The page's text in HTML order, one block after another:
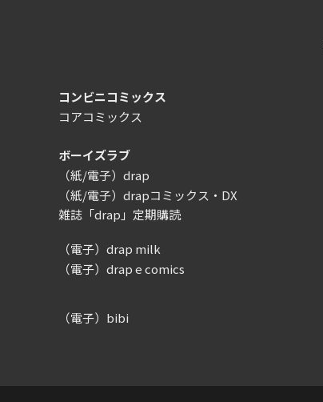
コンビニコミックス
コアコミックス
ボーイズラブ
（紙/電子）drap
（紙/電子）drapコミックス・DX
雑誌「drap」定期購読
（電子）drap milk
（電子）drap e comics
（電子）bibi